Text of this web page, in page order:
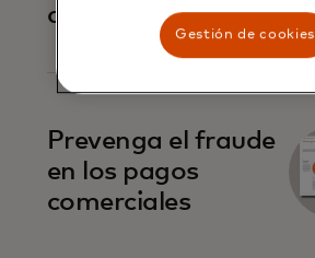
cuenta
Prevenga el fraude
en los pagos
comerciales
Gestión de cookies